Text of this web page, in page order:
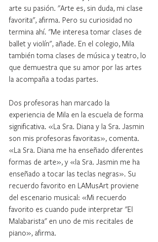
arte su pasión. "Arte es, sin duda, mi clase
favorita", afirma. Pero su curiosidad no
termina ahí. "Me interesa tomar clases de
ballet y violín", añade. En el colegio, Mila
también toma clases de música y teatro, lo
que demuestra que su amor por las artes
la acompaña a todas partes.
Dos profesoras han marcado la
experiencia de Mila en la escuela de forma
significativa. «La Sra. Diana y la Sra. Jasmin
son mis profesoras favoritas», comenta.
«La Sra. Diana me ha enseñado diferentes
formas de arte», y «la Sra. Jasmin me ha
enseñado a tocar las teclas negras». Su
recuerdo favorito en LAMusArt proviene
del escenario musical: «Mi recuerdo
favorito es cuando pude interpretar "El
Malabarista" en uno de mis recitales de
piano», afirma.